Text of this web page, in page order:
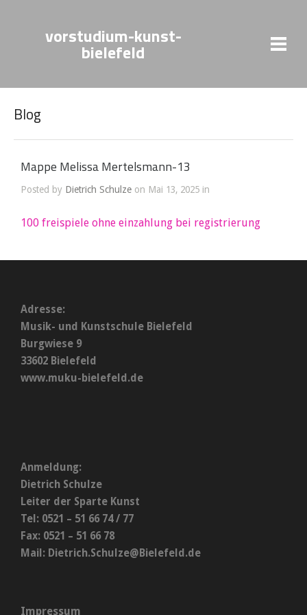
vorstudium-kunst-
bielefeld
Blog
Mappe Melissa Mertelsmann-13
Posted by Dietrich Schulze on Mai 13, 2025 in
100 freispiele ohne einzahlung bei registrierung
Adresse:
Musik- und Kunstschule Bielefeld
Burgwiese 9
33602 Bielefeld
www.muku-bielefeld.de
Anmeldung:
Dietrich Schulze
Leiter der Sparte Kunst
Tel: 0521 – 51 66 74 / 77
Fax: 0521 – 51 66 78
Mail: Dietrich.Schulze@Bielefeld.de
Impressum